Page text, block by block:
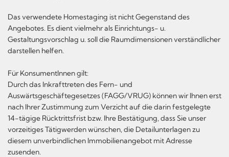
Das verwendete Homestaging ist nicht Gegenstand des
Angebotes. Es dient vielmehr als Einrichtungs- u.
Gestaltungsvorschlag u. soll die Raumdimensionen verständlicher
darstellen helfen.
Für KonsumentInnen gilt:
Durch das Inkrafttreten des Fern- und
Auswärtsgeschäftegesetzes (FAGG/VRUG) können wir Ihnen erst
nach Ihrer Zustimmung zum Verzicht auf die darin festgelegte
14-tägige Rücktrittsfrist bzw. Ihre Bestätigung, dass Sie unser
vorzeitiges Tätigwerden wünschen, die Detailunterlagen zu
diesem unverbindlichen Immobilienangebot mit Adresse
zusenden.